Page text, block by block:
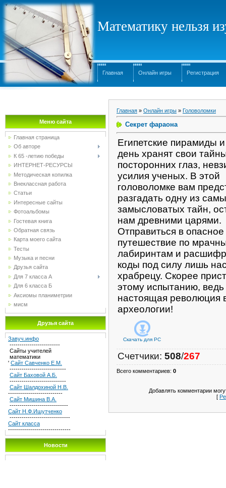
Математику нельзя
Главная Онлайн игры Регистрация
Меню сайта
Главная страница
Об авторе
К 65 -летию победы
ИНТЕРНЕТ-РЕСУРСЫ
Методическая копилка
Внеклассная работа
Статьи
Интересные сайты
Фотоальбомы
Гостевая книга
Обратная связь
Карта моего сайта
Тесты
Музыка и песни
Друзья сайта
Для 7 класса А
Для 6 класса Б
Аксиомы планиметрии
мисм
Друзья сайта
Завуч.инфо
-------------------------
Сайты учителей
математики
' Сайт Савченко Е.М.
----------------------------
Сайт Баховой А.Б.
----------------------------
Сайт Шалдохиной Н.В.
---------------------------
Сайт Мишина В.А.
-----------------------------
Сайт Н.Ф.Ишутченко
------------------------------
Сайт класса
-------------------------------
Новости
Главная » Онлайн игры » Головоломки
Секрет фараона
Египетские пирамиды
день хранят свои
посторонних глаз,
усилия ученых. В этой
головоломке вам
разгадать одну из
замысловатых тайн,
нам древними царями.
Отправиться в опасное
путешествие по
лабиринтам и
коды под силу лишь
храбрецу. Скорее
этому испытанию, ведь
настоящая революция
археологии!
Скачать для PC
Счетчики: 508/267
Всего комментариев: 0
Добавлять комментарии
[